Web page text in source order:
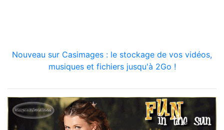
Nouveau sur Casimages : le stockage de vos vidéos,
musiques et fichiers jusqu'à 2Go !